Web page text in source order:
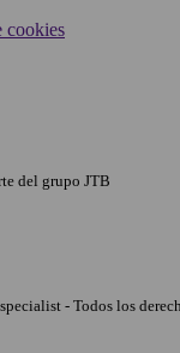
cookies
del grupo JTB
- Todos los